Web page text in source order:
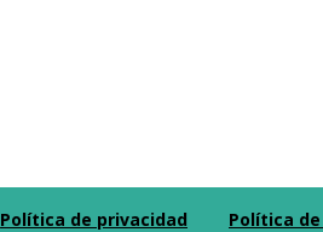
Política de privacidad Política